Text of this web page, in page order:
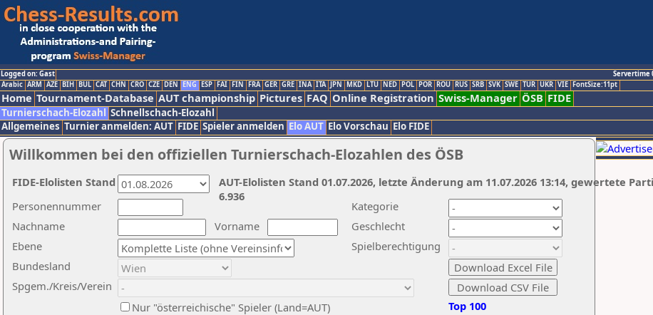
Logged on: Gast
Servertime
Arabic ARM AZE BIH BUL CAT CHN CRO CZE DEN ENG ESP FAI FIN FRA GER GRE INA ITA JPN MKD LTU NED POL POR ROU RUS SRB SVK SWE TUR UKR VIE FontSize:11pt
Home Tournament-Database AUT championship Pictures FAQ Online Registration Swiss-Manager ÖSB FIDE
Turnierschach-Elozahl Schnellschach-Elozahl
Allgemeines Turnier anmelden: AUT FIDE Spieler anmelden Elo AUT Elo Vorschau Elo FIDE
Willkommen bei den offiziellen Turnierschach-Elozahlen des ÖSB
Nachname
Vorname
Ebene
Kategorie
Personennummer
Bundesland
Spgem./Kreis/Verein
Geschlecht
Nur "österreichische" Spieler (Land=AUT)
Spielberechtigung
Top 100
AUT-Elolisten Stand 01.07.2026, letzte Änderung am 11.07.2026 13:14, gewertete
6.936
FIDE-Elolisten Stand